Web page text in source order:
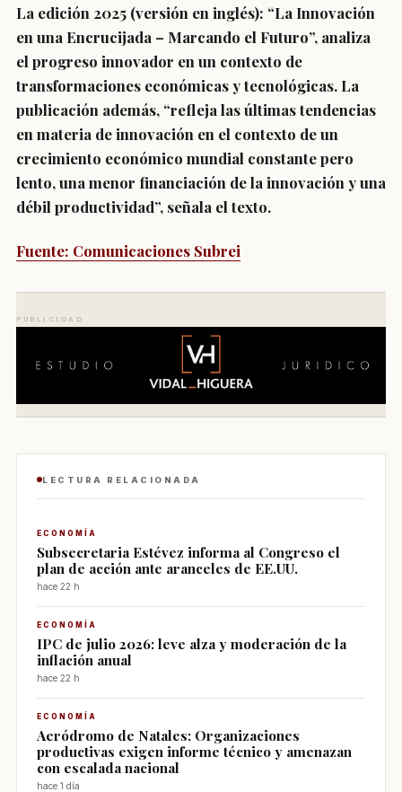
La edición 2025 (versión en inglés): “La Innovación
en una Encrucijada – Marcando el Futuro”, analiza
el progreso innovador en un contexto de
transformaciones económicas y tecnológicas. La
publicación además, “refleja las últimas tendencias
en materia de innovación en el contexto de un
crecimiento económico mundial constante pero
lento, una menor financiación de la innovación y una
débil productividad”, señala el texto.
Fuente: Comunicaciones Subrei
PUBLICIDAD
LECTURA RELACIONADA
ECONOMÍA
Subsecretaria Estévez informa al Congreso el
plan de acción ante aranceles de EE.UU.
hace 22 h
ECONOMÍA
IPC de julio 2026: leve alza y moderación de la
inflación anual
hace 22 h
ECONOMÍA
Aeródromo de Natales: Organizaciones
productivas exigen informe técnico y amenazan
con escalada nacional
hace 1 día